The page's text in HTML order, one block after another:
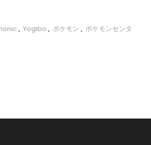
, Yogibo , ポケモン , ポケモンセンタ